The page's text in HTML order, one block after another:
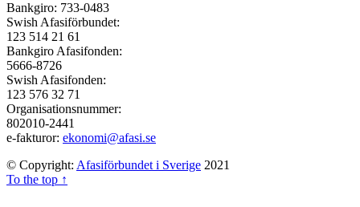
Bankgiro: 733-0483
Swish Afasiförbundet:
123 514 21 61
Bankgiro Afasifonden:
5666-8726
Swish Afasifonden:
123 576 32 71
Organisationsnummer:
802010-2441
e-fakturor: ekonomi@afasi.se
© Copyright: Afasiförbundet i Sverige 2021
To the top ↑